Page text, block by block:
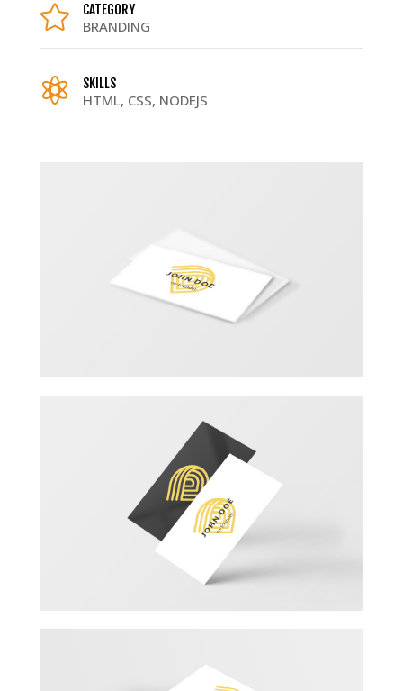
 CATEGORY
BRANDING
 SKILLS
HTML, CSS, NODEJS